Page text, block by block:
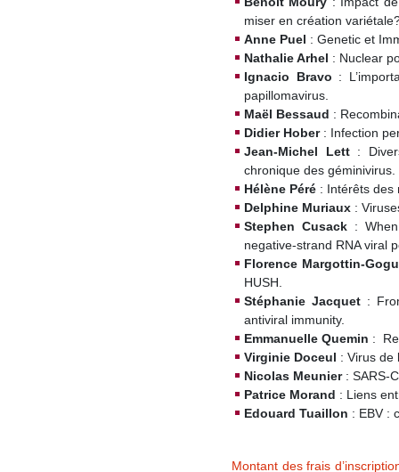
miser en création
Anne Puel : Genetic et
Nathalie Arhel : Nuclear
Ignacio Bravo :
papillomavirus.
Maël Bessaud :
Didier Hober : Infection
Jean-Michel Lett :
chronique des géminivirus.
Hélène Péré : Intérêts des
Delphine Muriaux :
Stephen Cusack :
negative-strand RNA viral
Florence Margottin-
HUSH.
Stéphanie Jacquet :
antiviral immunity.
Emmanuelle Quemin :
Virginie Doceul : Virus de
Nicolas Meunier : SARS-
Patrice Morand : Liens
Edouard Tuaillon : EBV :
Montant des frais